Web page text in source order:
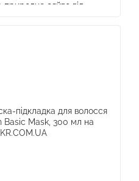
природне сяйво від
найвищим
ризик виникнення
рівнем pH (від 6.5 до